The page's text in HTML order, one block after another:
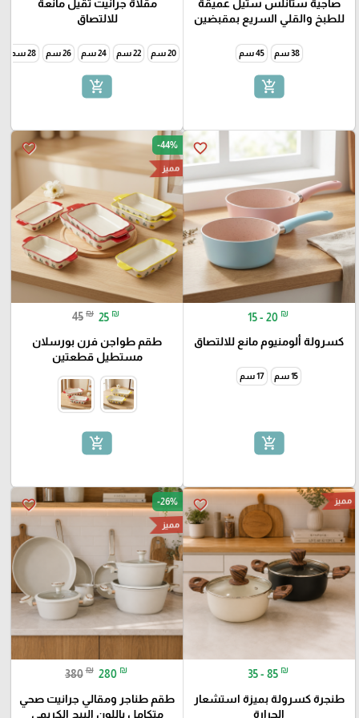
صاجية ستانلس ستيل عميقة
للطبخ والقلي السريع بمقبضين
38 سم 45 سم
add_shopping_cart
مقلاة جرانيت ثقيل مانعة
للالتصاق
20 سم 22 سم 24 سم 26 سم 28 سم
add_shopping_cart
favorite_border
15 - 20 ₪
كسرولة ألومنيوم مانع للالتصاق
15 سم 17 سم
add_shopping_cart
favorite_border -44%
مميز
45 ₪ 25 ₪
طقم طواجن فرن بورسلان
مستطيل قطعتين
add_shopping_cart
favorite_border مميز
35 - 85 ₪
طنجرة كسرولة بميزة استشعار
الحرارة
favorite_border -26%
مميز
380 ₪ 280 ₪
طقم طناجر ومقالي جرانيت صحي
متكامل باللون البيج الكريمي